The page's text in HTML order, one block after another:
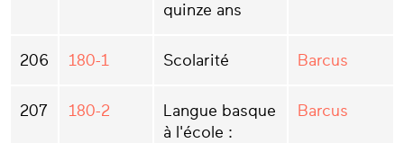
quinze ans
206 180-1 Scolarité Barcus
207 180-2
Langue basque
à l'école :
Barcus